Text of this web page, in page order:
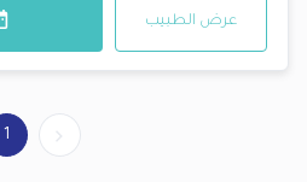
عرض الطبيب
1